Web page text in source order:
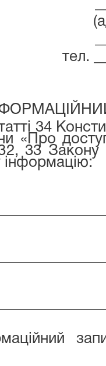
тел.
34
«Про
33 Закону
інформацію: